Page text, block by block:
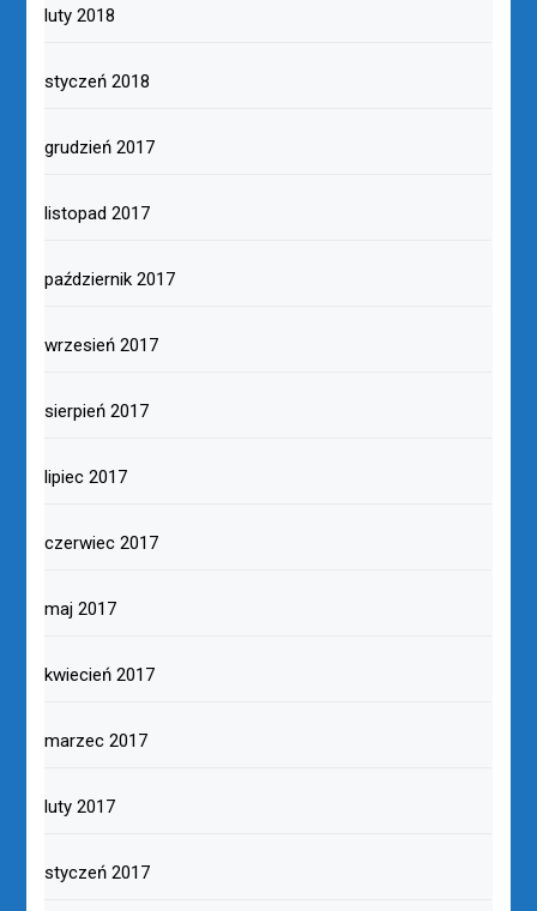
luty 2018
styczeń 2018
grudzień 2017
listopad 2017
październik 2017
wrzesień 2017
sierpień 2017
lipiec 2017
czerwiec 2017
maj 2017
kwiecień 2017
marzec 2017
luty 2017
styczeń 2017